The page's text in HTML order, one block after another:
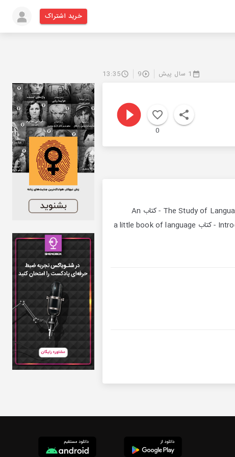
خرید اشتراک
1 سال پیش 9
13:35
0
: منابع استفاده شده برای ساخت این قسمت از نقطه مشترک - کتاب The Study of Language by George Yule (Chapter 16) - کتاب An
Introduction to Language by Nina Hyams, Robert Rodman, and Victoria Fromkin (Chapter 11) - کتاب a little book of language